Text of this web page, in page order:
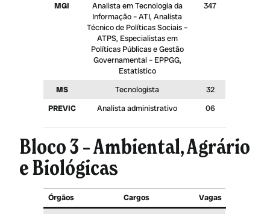
MGI
Analista em Tecnologia da
Informação – ATI, Analista
Técnico de Políticas Sociais –
ATPS, Especialistas em
Políticas Públicas e Gestão
Governamental – EPPGG,
Estatístico
347
MS Tecnologista
32
PREVIC
Analista administrativo 06
Bloco 3 – Ambiental, Agrário
e Biológicas
Órgãos Cargos
Vagas